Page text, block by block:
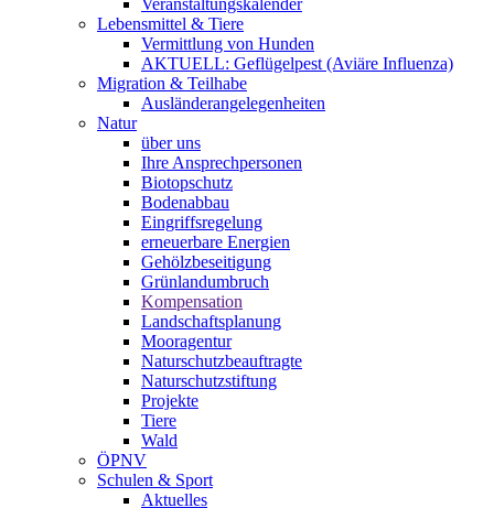
Veranstaltungskalender
Lebensmittel & Tiere
Vermittlung von Hunden
AKTUELL: Geflügelpest (Aviäre Influenza)
Migration & Teilhabe
Ausländerangelegenheiten
Natur
über uns
Ihre Ansprechpersonen
Biotopschutz
Bodenabbau
Eingriffsregelung
erneuerbare Energien
Gehölzbeseitigung
Grünlandumbruch
Kompensation
Landschaftsplanung
Mooragentur
Naturschutzbeauftragte
Naturschutzstiftung
Projekte
Tiere
Wald
ÖPNV
Schulen & Sport
Aktuelles